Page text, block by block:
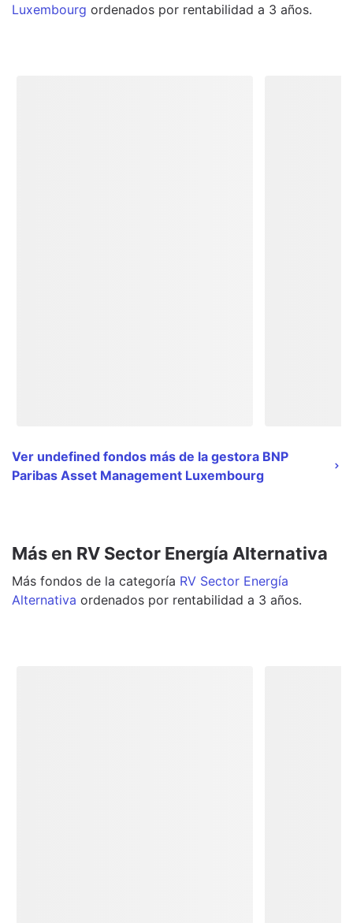
Luxembourg ordenados por rentabilidad a 3 años.
Ver undefined fondos más de la gestora BNP
Paribas Asset Management Luxembourg
Más en RV Sector Energía Alternativa
Más fondos de la categoría RV Sector Energía
Alternativa ordenados por rentabilidad a 3 años.